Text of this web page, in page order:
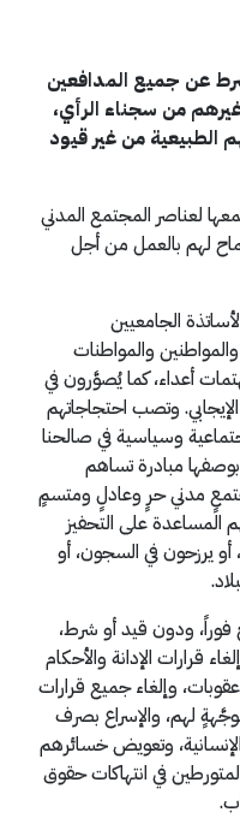
عن جميع المدافعين
من سجناء الرأي،
الطبيعية من غير قيود
لعناصر المجتمع المدني
لهم بالعمل من أجل
الجامعيين
والمواطنات
أعداء، كما يُصوَّرون في
وتصب احتجاجاتهم
وسياسية في صالحنا
بوصفها مبادرة تساهم
مدني حرٍ وعادلٍ ومتسمٍ
المساعدة على التحفيز
أو يرزحون في السجون، أو
ودون قيد أو شرط،
قرارات الإدانة والأحكام
وإلغاء جميع قرارات
لهم، والإسراع بصرف
وتعويض خسائرهم
في انتهاكات حقوق